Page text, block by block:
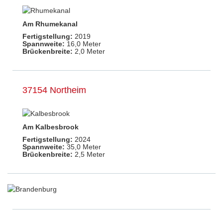
Am Rhumekanal
Fertigstellung: 2019
Spannweite: 16,0 Meter
Brückenbreite: 2,0 Meter
37154 Northeim
Am Kalbesbrook
Fertigstellung: 2024
Spannweite: 35,0 Meter
Brückenbreite: 2,5 Meter